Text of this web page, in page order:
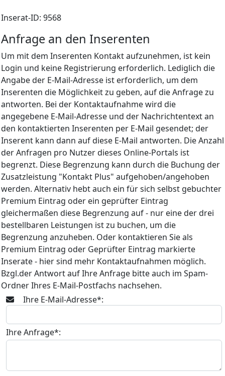
Inserat-ID: 9568
Anfrage an den Inserenten
Um mit dem Inserenten Kontakt aufzunehmen, ist kein
Login und keine Registrierung erforderlich. Lediglich die
Angabe der E-Mail-Adresse ist erforderlich, um dem
Inserenten die Möglichkeit zu geben, auf die Anfrage zu
antworten. Bei der Kontaktaufnahme wird die
angegebene E-Mail-Adresse und der Nachrichtentext an
den kontaktierten Inserenten per E-Mail gesendet; der
Inserent kann dann auf diese E-Mail antworten. Die Anzahl
der Anfragen pro Nutzer dieses Online-Portals ist
begrenzt. Diese Begrenzung kann durch die Buchung der
Zusatzleistung "Kontakt Plus" aufgehoben/angehoben
werden. Alternativ hebt auch ein für sich selbst gebuchter
Premium Eintrag oder ein geprüfter Eintrag
gleichermaßen diese Begrenzung auf - nur eine der drei
bestellbaren Leistungen ist zu buchen, um die
Begrenzung anzuheben. Oder kontaktieren Sie als
Premium Eintrag oder Geprüfter Eintrag markierte
Inserate - hier sind mehr Kontaktaufnahmen möglich.
Bzgl.der Antwort auf Ihre Anfrage bitte auch im Spam-
Ordner Ihres E-Mail-Postfachs nachsehen.
Ihre E-Mail-Adresse*:
Ihre Anfrage*: